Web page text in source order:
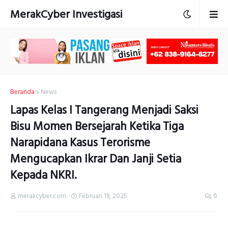
MerakCyber Investigasi
Beranda News
Lapas Kelas I Tangerang Menjadi Saksi
Bisu Momen Bersejarah Ketika Tiga
Narapidana Kasus Terorisme
Mengucapkan Ikrar Dan Janji Setia
Kepada NKRI.
merakcyber.com Februari 19, 2025 0